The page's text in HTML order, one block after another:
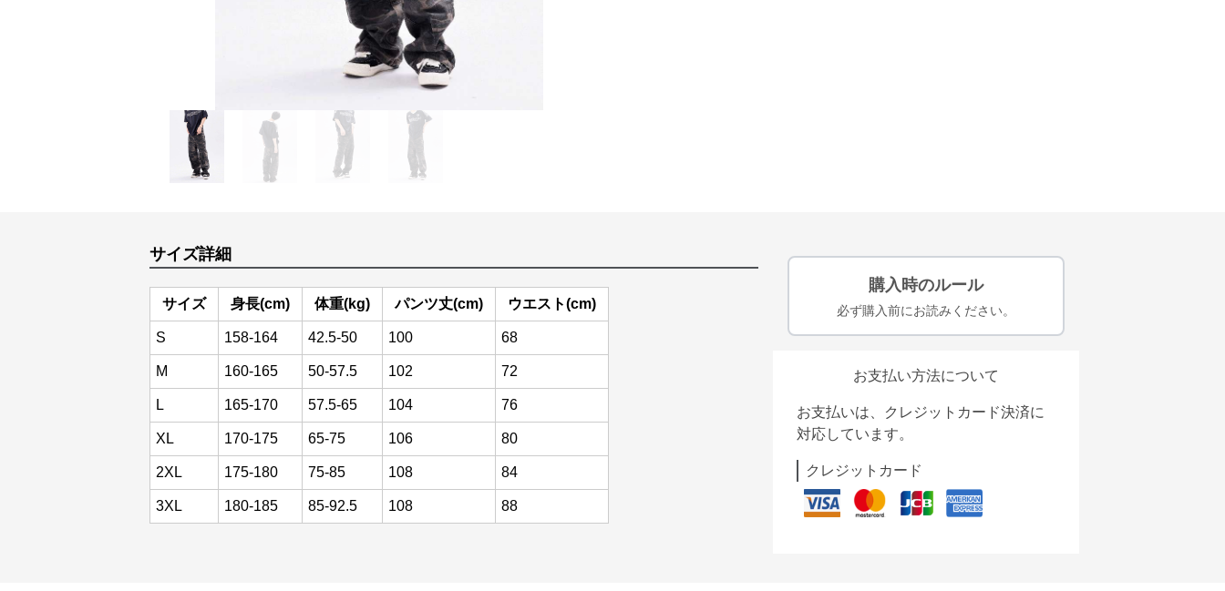
サイズ詳細
サイズ 身長(cm) 体重(kg) パンツ丈(cm) ウエスト(cm)
S 158-164 42.5-50 100 68
M 160-165 50-57.5 102 72
L 165-170 57.5-65 104 76
XL 170-175 65-75 106 80
2XL 175-180 75-85 108 84
3XL 180-185 85-92.5 108 88
購入時のルール
必ず購入前にお読みください。
お支払い方法について
お支払いは、クレジットカード決済に
対応しています。
クレジットカード